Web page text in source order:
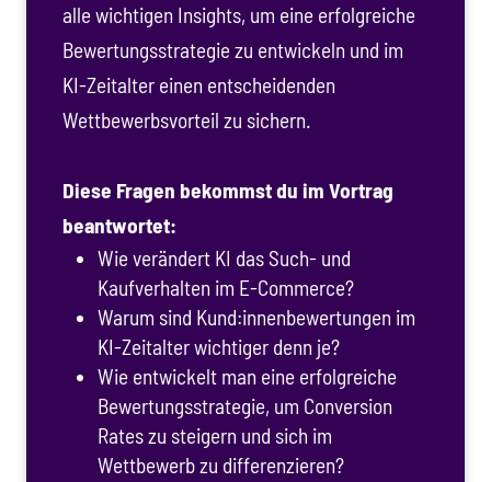
alle wichtigen Insights, um eine erfolgreiche
Bewertungsstrategie zu entwickeln und im
KI-Zeitalter einen entscheidenden
Wettbewerbsvorteil zu sichern.
Diese Fragen bekommst du im Vortrag
beantwortet:
Wie verändert KI das Such- und
Kaufverhalten im E-Commerce?
Warum sind Kund:innenbewertungen im
KI-Zeitalter wichtiger denn je?
Wie entwickelt man eine erfolgreiche
Bewertungsstrategie, um Conversion
Rates zu steigern und sich im
Wettbewerb zu differenzieren?